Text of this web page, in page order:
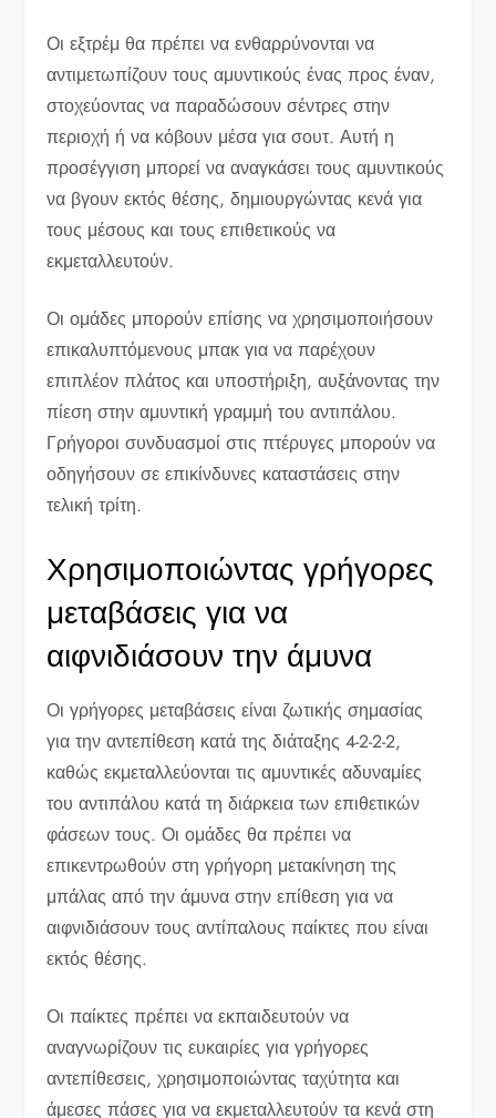
Οι εξτρέμ θα πρέπει να ενθαρρύνονται να
αντιμετωπίζουν τους αμυντικούς ένας προς έναν,
στοχεύοντας να παραδώσουν σέντρες στην
περιοχή ή να κόβουν μέσα για σουτ. Αυτή η
προσέγγιση μπορεί να αναγκάσει τους αμυντικούς
να βγουν εκτός θέσης, δημιουργώντας κενά για
τους μέσους και τους επιθετικούς να
εκμεταλλευτούν.
Οι ομάδες μπορούν επίσης να χρησιμοποιήσουν
επικαλυπτόμενους μπακ για να παρέχουν
επιπλέον πλάτος και υποστήριξη, αυξάνοντας την
πίεση στην αμυντική γραμμή του αντιπάλου.
Γρήγοροι συνδυασμοί στις πτέρυγες μπορούν να
οδηγήσουν σε επικίνδυνες καταστάσεις στην
τελική τρίτη.
Χρησιμοποιώντας γρήγορες
μεταβάσεις για να
αιφνιδιάσουν την άμυνα
Οι γρήγορες μεταβάσεις είναι ζωτικής σημασίας
για την αντεπίθεση κατά της διάταξης 4-2-2-2,
καθώς εκμεταλλεύονται τις αμυντικές αδυναμίες
του αντιπάλου κατά τη διάρκεια των επιθετικών
φάσεων τους. Οι ομάδες θα πρέπει να
επικεντρωθούν στη γρήγορη μετακίνηση της
μπάλας από την άμυνα στην επίθεση για να
αιφνιδιάσουν τους αντίπαλους παίκτες που είναι
εκτός θέσης.
Οι παίκτες πρέπει να εκπαιδευτούν να
αναγνωρίζουν τις ευκαιρίες για γρήγορες
αντεπίθεσεις, χρησιμοποιώντας ταχύτητα και
άμεσες πάσες για να εκμεταλλευτούν τα κενά στη